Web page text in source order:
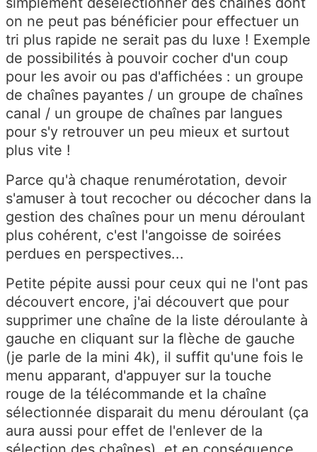
on ne peut pas bénéficier pour effectuer un
tri plus rapide ne serait pas du luxe ! Exemple
de possibilités à pouvoir cocher d'un coup
pour les avoir ou pas d'affichées : un groupe
de chaînes payantes / un groupe de chaînes
canal / un groupe de chaînes par langues
pour s'y retrouver un peu mieux et surtout
plus vite !
Parce qu'à chaque renumérotation, devoir
s'amuser à tout recocher ou décocher dans la
gestion des chaînes pour un menu déroulant
plus cohérent, c'est l'angoisse de soirées
perdues en perspectives...
Petite pépite aussi pour ceux qui ne l'ont pas
découvert encore, j'ai découvert que pour
supprimer une chaîne de la liste déroulante à
gauche en cliquant sur la flèche de gauche
(je parle de la mini 4k), il suffit qu'une fois le
menu apparant, d'appuyer sur la touche
rouge de la télécommande et la chaîne
sélectionnée disparait du menu déroulant (ça
aura aussi pour effet de l'enlever de la